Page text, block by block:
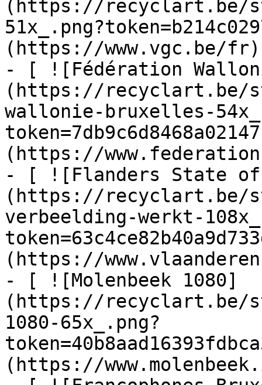
(https://recyclart.be/
(https://www.vgc.be/fr)
- [ ![Fédération
(https://recyclart.be/
wallonie-bruxelles-
(https://
- [ ![Flanders State
(https://recyclart.be/
verbeelding-werkt-
(https://
- [ ![Molenbeek 1080]
(https://recyclart.be/
1080-65x_.png?
(https://